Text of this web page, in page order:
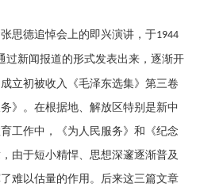
思德追悼会上的即兴演讲，于1944
过新闻报道的形式发表出来，逐渐开
立初被收入《毛泽东选集》第三卷
》。在根据地、解放区特别是新中
工作中，《为人民服务》和《纪念
由于短小精悍、思想深邃逐渐普及
难以估量的作用。后来这三篇文章